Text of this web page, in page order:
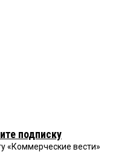
подписку
«Коммерческие вести»